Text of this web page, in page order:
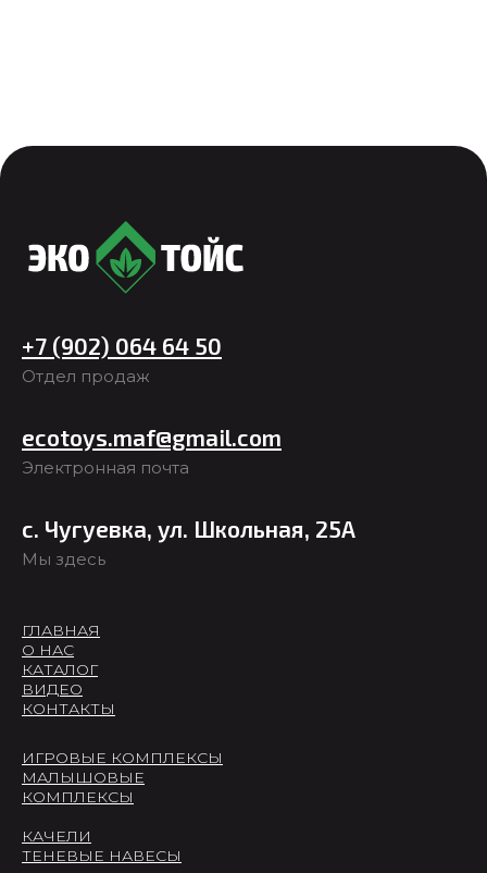
+7 (902) 064 64 50
Отдел продаж
ecotoys.maf@gmail.com
Электронная почта
с. Чугуевка, ул. Школьная, 25А
Мы здесь
ГЛАВНАЯ
ИГРОВЫЕ КОМПЛЕКСЫ
О НАС
КАТАЛОГ
ВИДЕО
КОНТАКТЫ
МАЛЫШОВЫЕ
КОМПЛЕКСЫ
КАЧЕЛИ
ТЕНЕВЫЕ НАВЕСЫ